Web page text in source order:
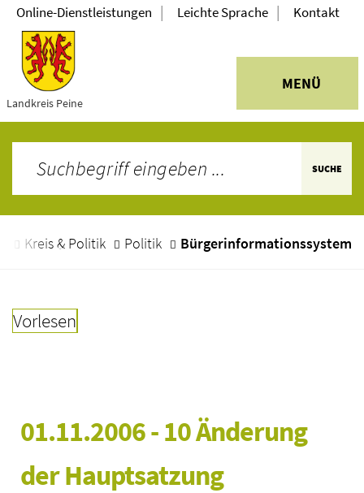
Landkreis Peine
MENÜ
Online-Dienstleistungen | Leichte Sprache | Kontakt
SUCHE
Kreis & Politik Politik Bürgerinformationssystem
Vorlesen
01.11.2006 - 10 Änderung
der Hauptsatzung